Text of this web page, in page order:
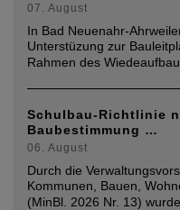
07. August
In Bad Neuenahr-
Unterstüzung zur
Rahmen des
Schulbau-Richtlinie
Baubestimmung …
06. August
Durch die
Kommunen, Bauen,
(MinBl. 2026 Nr. 13)